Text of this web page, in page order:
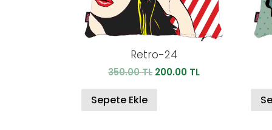
Retro-24
350.00TL Orijinal
200.00 TLŞu
Sepete Ekle